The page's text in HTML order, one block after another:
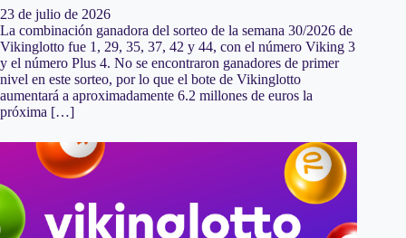
23 de julio de 2026
La combinación ganadora del sorteo de la semana 30/2026 de
Vikinglotto fue 1, 29, 35, 37, 42 y 44, con el número Viking 3
y el número Plus 4. No se encontraron ganadores de primer
nivel en este sorteo, por lo que el bote de Vikinglotto
aumentará a aproximadamente 6.2 millones de euros la
próxima […]